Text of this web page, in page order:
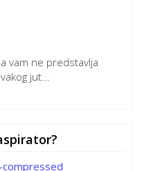
vam ne predstavlja
jut...